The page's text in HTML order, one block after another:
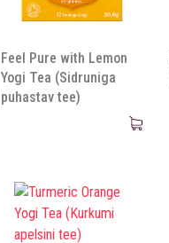
Feel Pure with Lemon
Yogi Tea (Sidruniga
puhastav tee)